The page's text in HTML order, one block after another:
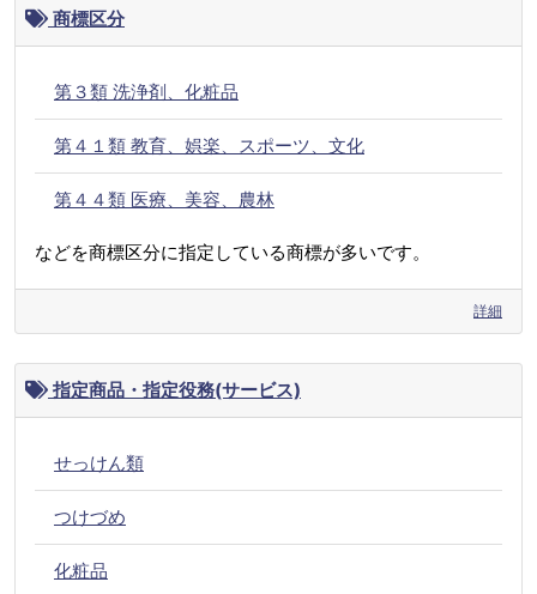
商標区分
第３類 洗浄剤、化粧品
第４１類 教育、娯楽、スポーツ、文化
第４４類 医療、美容、農林
などを商標区分に指定している商標が多いです。
詳細
指定商品・指定役務(サービス)
せっけん類
つけづめ
化粧品